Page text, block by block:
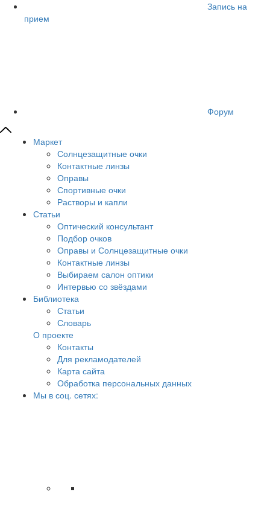
Запись на
прием
Форум
Маркет
Солнцезащитные очки
Контактные линзы
Оправы
Спортивные очки
Растворы и капли
Статьи
Оптический консультант
Подбор очков
Оправы и Солнцезащитные очки
Контактные линзы
Выбираем салон оптики
Интервью со звёздами
Библиотека
Статьи
Словарь
О проекте
Контакты
Для рекламодателей
Карта сайта
Обработка персональных данных
Мы в соц. сетях: